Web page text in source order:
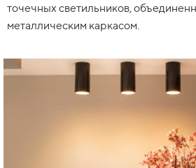
точечных светильников,
металлическим каркасом.